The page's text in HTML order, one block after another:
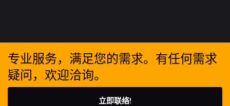
专业服务，满足您的需求。有任何需求
疑问，欢迎洽询。
立即联络!